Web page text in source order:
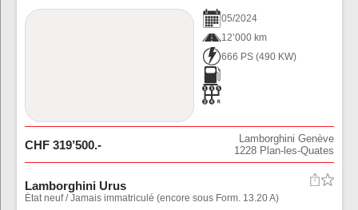
05/2024
12’000 km
666 PS (490 KW)
CHF 319’500.-
Lamborghini Genève
1228 Plan-les-Quates
Lamborghini Urus
État neuf / Jamais immatriculé (encore sous Form. 13.20 A)